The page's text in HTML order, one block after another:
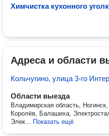
Химчистка кухонного
Адреса и области
Кольчугино, улица 3-го
Области выезда
Владимирская область,
Королёв, Балашиха,
Элек... Показать ещё